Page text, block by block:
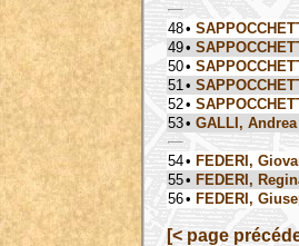
48•
49•
50•
51 •
52•
53• GALLI,
54• FEDERI,
55• FEDERI,
56• FEDERI,
[< page